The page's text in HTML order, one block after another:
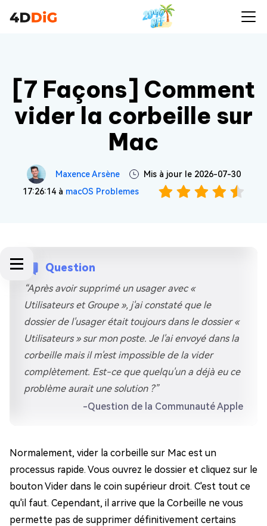
[7 Façons] Comment
vider la corbeille sur
Mac
Maxence Arsène
Mis à jour le 2026-07-30
17:26:14 à macOS Problemes
Question
“Après avoir supprimé un usager avec «
Utilisateurs et Groupe », j'ai constaté que le
dossier de l'usager était toujours dans le dossier «
Utilisateurs » sur mon poste. Je l'ai envoyé dans la
corbeille mais il m'est impossible de la vider
complètement. Est-ce que quelqu'un a déjà eu ce
problème aurait une solution ?”
-Question de la Communauté Apple
Normalement, vider la corbeille sur Mac est un
processus rapide. Vous ouvrez le dossier et cliquez sur le
bouton Vider dans le coin supérieur droit. C'est tout ce
qu'il faut. Cependant, il arrive que la Corbeille ne vous
permette pas de supprimer définitivement certains